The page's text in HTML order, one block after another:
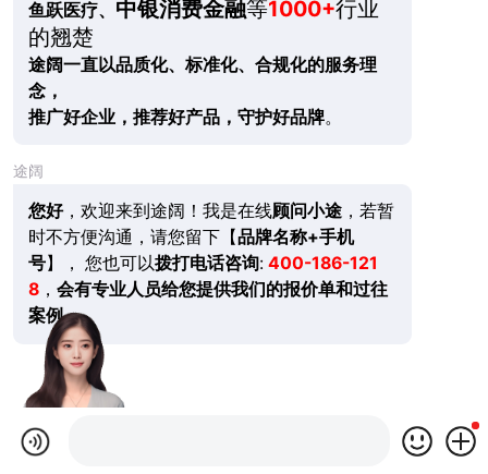
鱼跃医疗、 中银消费金融等1000+行业
的翘楚
途阔一直以品质化、标准化、合规化的服务理
念，
推广好企业，推荐好产品，守护好品牌。
途阔
您好，欢迎来到途阔！我是在线顾问小途，若暂
时不方便沟通，请您留下【品牌名称+手机
号】， 您也可以拨打电话咨询: 400-186-121
8， 会有专业人员给您提供我们的报价单和过往
案例。